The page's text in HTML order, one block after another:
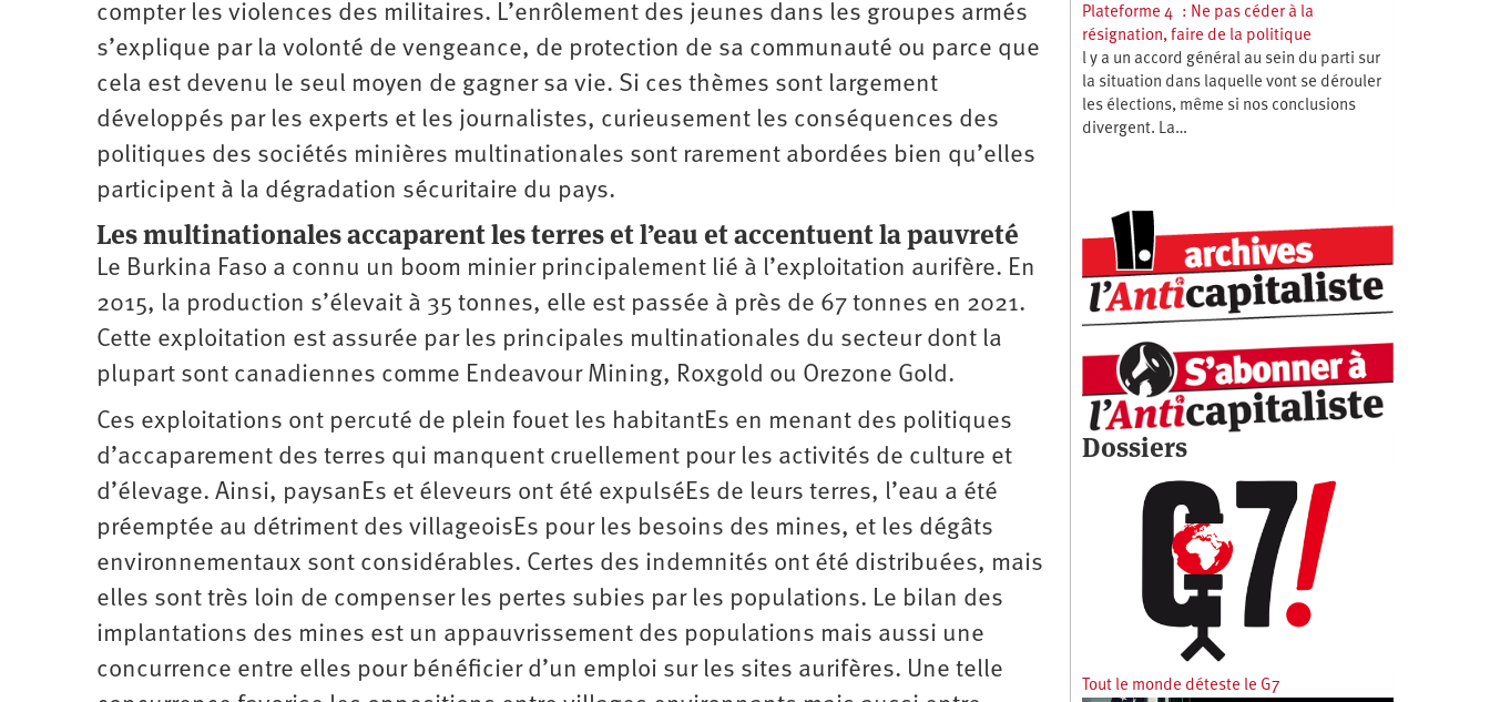
compter les violences des militaires. L’enrôlement des jeunes dans les groupes armés
s’explique par la volonté de vengeance, de protection de sa communauté ou parce que
cela est devenu le seul moyen de gagner sa vie. Si ces thèmes sont largement
développés par les experts et les journalistes, curieusement les conséquences des
politiques des sociétés minières multinationales sont rarement abordées bien qu’elles
participent à la dégradation ­sécuritaire du pays.
Les multinationales accaparent les terres et l’eau et accentuent la pauvreté
Le Burkina Faso a connu un boom minier principalement lié à l’exploitation aurifère. En
2015, la production s’élevait à 35 tonnes, elle est passée à près de 67 tonnes en 2021.
Cette exploitation est assurée par les principales multinationales du secteur dont la
plupart sont canadiennes comme Endeavour Mining, Roxgold ou Orezone Gold.
Ces exploitations ont percuté de plein fouet les habitantEs en menant des politiques
d’accaparement des terres qui manquent cruellement pour les activités de culture et
d’élevage. Ainsi, paysanEs et éleveurs ont été expulséEs de leurs terres, l’eau a été
préemptée au détriment des villageoisEs pour les besoins des mines, et les dégâts
environnementaux sont considérables. Certes des indemnités ont été distribuées, mais
elles sont très loin de compenser les pertes subies par les populations. Le bilan des
implantations des mines est un appauvrissement des populations mais aussi une
concurrence entre elles pour bénéficier d’un emploi sur les sites aurifères. Une telle
Plateforme 4 : Ne pas céder à la
résignation, faire de la politique
l y a un accord général au sein du parti sur
la situation dans laquelle vont se dérouler
les élections, même si nos conclusions
divergent. La…
Dossiers
Tout le monde déteste le G7